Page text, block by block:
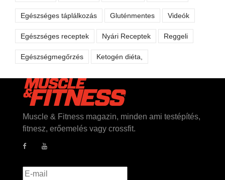
Egészséges táplálkozás Gluténmentes Videók
Egészséges receptek Nyári Receptek Reggeli
Egészségmegőrzés Ketogén diéta,
Muscle & Fitness magazin, minden ami testépítés,
fitnesz, erőemelés vagy crossfit.